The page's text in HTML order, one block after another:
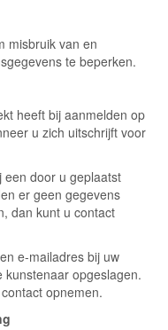
misbruik van en
te beperken.
heeft bij aanmelden op
u zich uitschrijft voor
een door u geplaatst
er geen gegevens
dan kunt u contact
e-mailadres bij uw
kunstenaar opgeslagen.
opnemen.